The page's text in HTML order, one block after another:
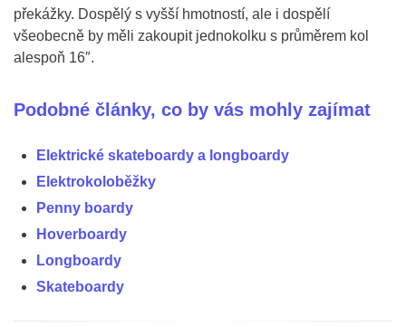
překážky. Dospělý s vyšší hmotností, ale i dospělí
všeobecně by měli zakoupit jednokolku s průměrem kol
alespoň 16″.
Podobné články, co by vás mohly zajímat
Elektrické skateboardy a longboardy
Elektrokoloběžky
Penny boardy
Hoverboardy
Longboardy
Skateboardy